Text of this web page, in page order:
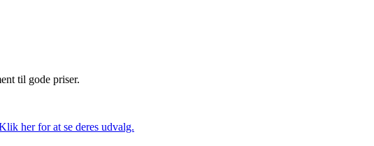
til gode priser.
her for at se deres udvalg.